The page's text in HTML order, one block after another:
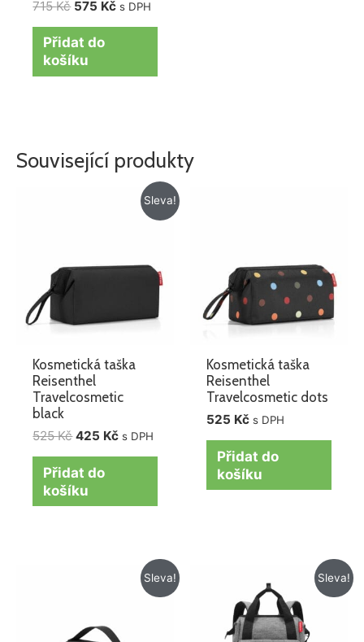
715Kč 575 Kč s DPH
Přidat do
košíku
Související produkty
Sleva!
Kosmetická taška
Reisenthel
Travelcosmetic
black
525Kč 425 Kč
Aktuální
cena
s DPH
Přidat do
košíku
Kosmetická taška
Reisenthel
Travelcosmetic dots
525 Kč s DPH
Přidat do
košíku
Sleva!
Aktuální
cena
Sleva!
cena
byla:
1
295 Kč.
Aktuální
cena
149 Kč.